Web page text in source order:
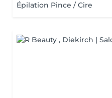
Épilation Pince / Cire